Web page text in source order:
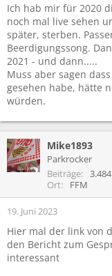
Ich hab mir für 2020
noch mal live sehen
später, sterben.
Beerdigungssong.
2021 - und dann.....
Muss aber sagen
gesehen habe, hätte
würden.
Mike1893
Parkrocker
Beiträge
3.484
Ort
FFM
19. Juni 2023
Hier mal der link von
den Bericht zum
interessant